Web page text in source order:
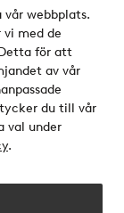
webbplats.
vi med de
för att
av vår
du till vår
val under
.
dela upp
?